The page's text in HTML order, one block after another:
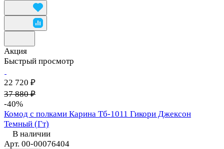
Акция
Быстрый просмотр
22 720 ₽
37 880 ₽
-40%
Комод с полками Карина Тб-1011 Гикори Джексон
Темный (Гт)
В наличии
Арт. 00-00076404